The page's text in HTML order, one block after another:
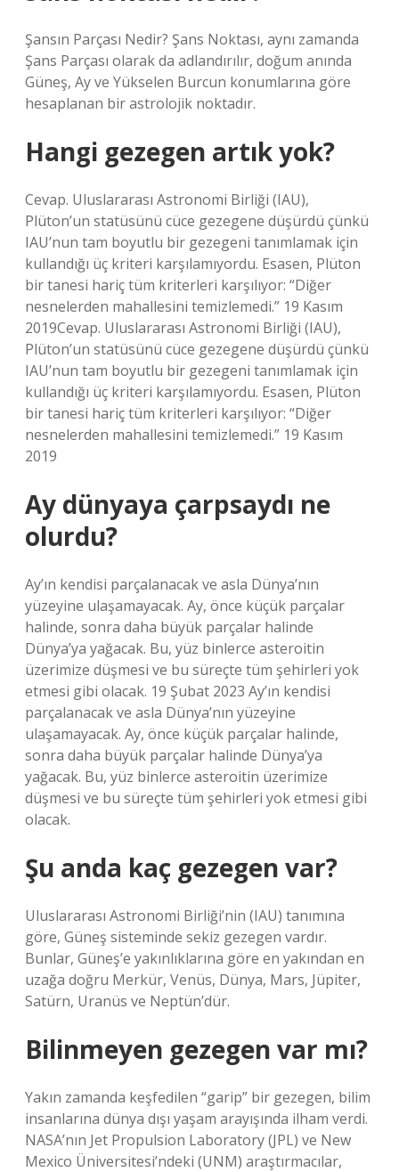
Şansın Parçası Nedir? Şans Noktası, aynı zamanda
Şans Parçası olarak da adlandırılır, doğum anında
Güneş, Ay ve Yükselen Burcun konumlarına göre
hesaplanan bir astrolojik noktadır.
Hangi gezegen artık yok?
Cevap. Uluslararası Astronomi Birliği (IAU),
Plüton’un statüsünü cüce gezegene düşürdü çünkü
IAU’nun tam boyutlu bir gezegeni tanımlamak için
kullandığı üç kriteri karşılamıyordu. Esasen, Plüton
bir tanesi hariç tüm kriterleri karşılıyor: “Diğer
nesnelerden mahallesini temizlemedi.” 19 Kasım
2019Cevap. Uluslararası Astronomi Birliği (IAU),
Plüton’un statüsünü cüce gezegene düşürdü çünkü
IAU’nun tam boyutlu bir gezegeni tanımlamak için
kullandığı üç kriteri karşılamıyordu. Esasen, Plüton
bir tanesi hariç tüm kriterleri karşılıyor: “Diğer
nesnelerden mahallesini temizlemedi.” 19 Kasım
2019
Ay dünyaya çarpsaydı ne
olurdu?
Ay’ın kendisi parçalanacak ve asla Dünya’nın
yüzeyine ulaşamayacak. Ay, önce küçük parçalar
halinde, sonra daha büyük parçalar halinde
Dünya’ya yağacak. Bu, yüz binlerce asteroitin
üzerimize düşmesi ve bu süreçte tüm şehirleri yok
etmesi gibi olacak. 19 Şubat 2023 Ay’ın kendisi
parçalanacak ve asla Dünya’nın yüzeyine
ulaşamayacak. Ay, önce küçük parçalar halinde,
sonra daha büyük parçalar halinde Dünya’ya
yağacak. Bu, yüz binlerce asteroitin üzerimize
düşmesi ve bu süreçte tüm şehirleri yok etmesi gibi
olacak.
Şu anda kaç gezegen var?
Uluslararası Astronomi Birliği’nin (IAU) tanımına
göre, Güneş sisteminde sekiz gezegen vardır.
Bunlar, Güneş’e yakınlıklarına göre en yakından en
uzağa doğru Merkür, Venüs, Dünya, Mars, Jüpiter,
Satürn, Uranüs ve Neptün’dür.
Bilinmeyen gezegen var mı?
Yakın zamanda keşfedilen “garip” bir gezegen, bilim
insanlarına dünya dışı yaşam arayışında ilham verdi.
NASA’nın Jet Propulsion Laboratory (JPL) ve New
Mexico Üniversitesi’ndeki (UNM) araştırmacılar,